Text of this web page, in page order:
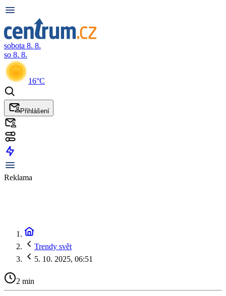
sobota 8. 8.
so 8. 8.
16°C
Přihlášení
Reklama
Trendy svět
5. 10. 2025, 06:51
2 min